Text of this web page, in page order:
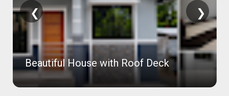
Beautiful House with Roof Deck
❮ ❯